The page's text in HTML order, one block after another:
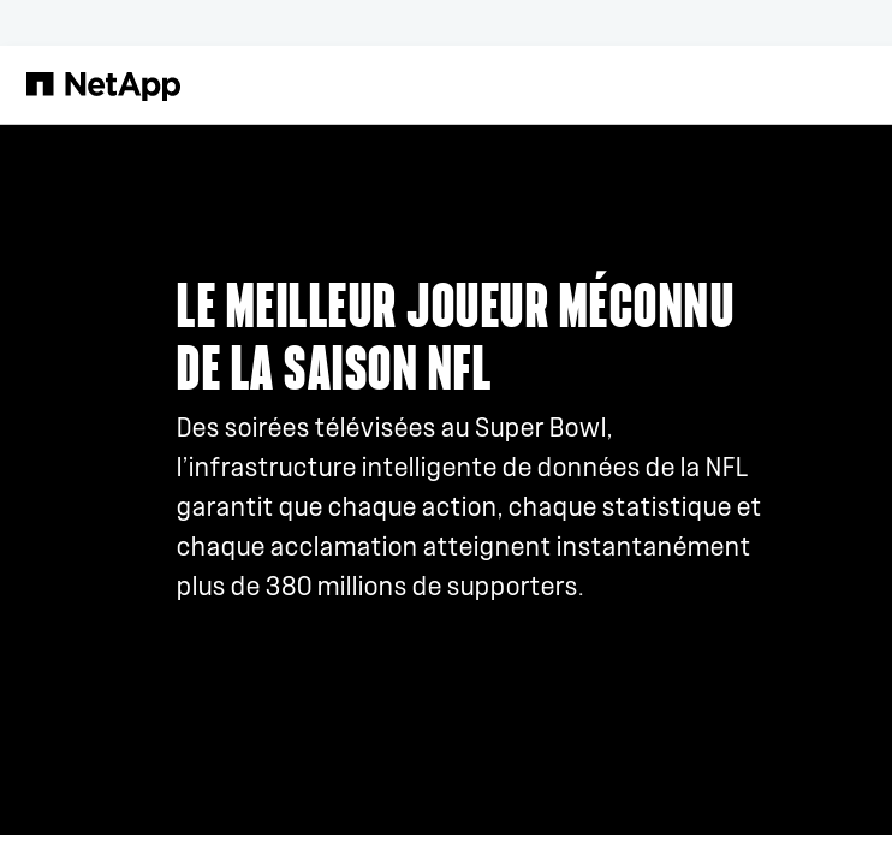
LE MEILLEUR JOUEUR MÉCONNU
DE LA SAISON NFL
Des soirées télévisées au Super Bowl,
l’infrastructure intelligente de données de la NFL
garantit que chaque action, chaque statistique et
chaque acclamation atteignent instantanément
plus de 380 millions de supporters.